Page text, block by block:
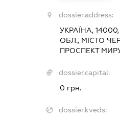
dossier.address:
УКРАЇНА,
ОБЛ., МІСТО
ПРОСПЕКТ
dossier.capital:
0 грн.
dossier.kveds: